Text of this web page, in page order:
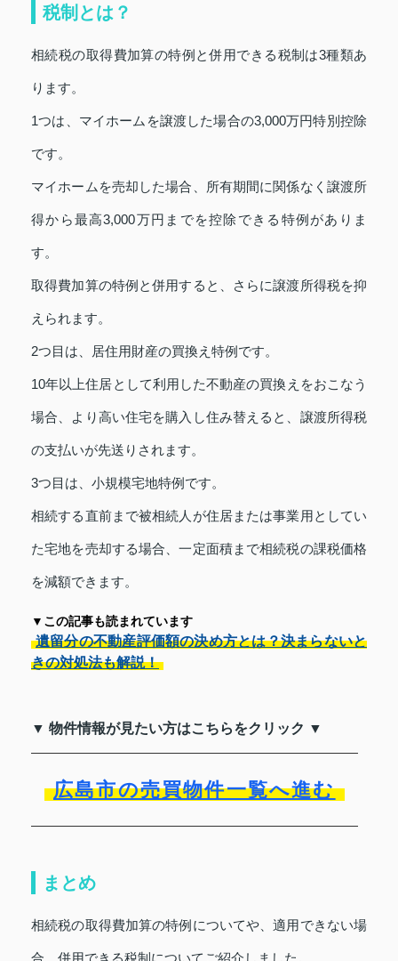
税制とは？
相続税の取得費加算の特例と併用できる税制は3種類あ
ります。
1つは、マイホームを譲渡した場合の3,000万円特別控除
です。
マイホームを売却した場合、所有期間に関係なく譲渡所
得から最高3,000万円までを控除できる特例がありま
す。
取得費加算の特例と併用すると、さらに譲渡所得税を抑
えられます。
2つ目は、居住用財産の買換え特例です。
10年以上住居として利用した不動産の買換えをおこなう
場合、より高い住宅を購入し住み替えると、譲渡所得税
の支払いが先送りされます。
3つ目は、小規模宅地特例です。
相続する直前まで被相続人が住居または事業用としてい
た宅地を売却する場合、一定面積まで相続税の課税価格
を減額できます。
▼この記事も読まれています
遺留分の不動産評価額の決め方とは？決まらないと
きの対処法も解説！
▼ 物件情報が見たい方はこちらをクリック ▼
広島市の売買物件一覧へ進む
まとめ
相続税の取得費加算の特例についてや、適用できない場
合、併用できる税制についてご紹介しました。